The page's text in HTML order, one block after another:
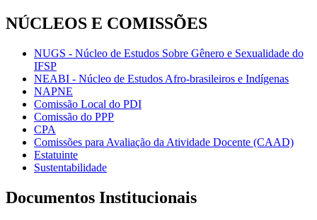
NÚCLEOS E COMISSÕES
NUGS - Núcleo de Estudos Sobre Gênero e Sexualidade do
IFSP
NEABI - Núcleo de Estudos Afro-brasileiros e Indígenas
NAPNE
Comissão Local do PDI
Comissão do PPP
CPA
Comissões para Avaliação da Atividade Docente (CAAD)
Estatuinte
Sustentabilidade
Documentos Institucionais